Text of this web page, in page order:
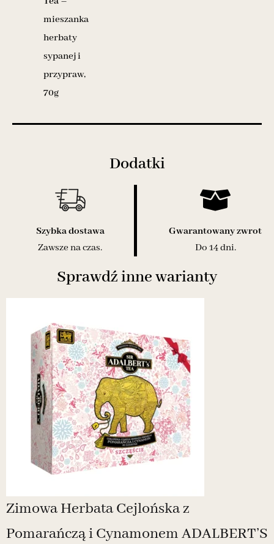
mieszanka
herbaty
sypanej i
przypraw,
70g
Dodatki
Szybka dostawa
Zawsze na czas.
Gwarantowany zwrot
Do 14 dni.
Sprawdź inne warianty
Zimowa Herbata Cejlońska z
Pomarańczą i Cynamonem ADALBERT’S